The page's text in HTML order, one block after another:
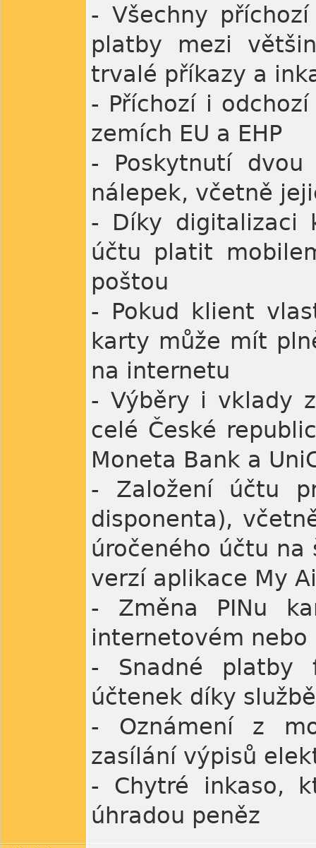
- Všechny
platby mezi
trvalé příkazy a
- Příchozí i
zemích EU a EHP
- Poskytnutí dvou
nálepek, včetně
- Díky digitalizaci
účtu platit
poštou
- Pokud klient
karty může mít
na internetu
- Výběry i vklady
celé České
Moneta Bank a
- Založení účtu
disponenta),
úročeného účtu
verzí aplikace My
- Změna PINu
internetovém
- Snadné platby
účtenek díky
- Oznámení z
zasílání výpisů
- Chytré inkaso,
úhradou peněz